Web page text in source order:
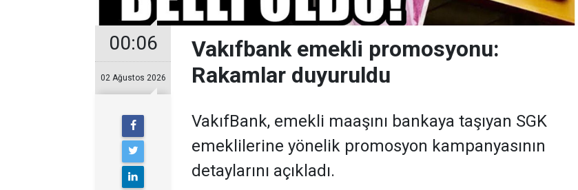
00:06
02 Ağustos 2026
Vakıfbank emekli promosyonu:
Rakamlar duyuruldu
VakıfBank, emekli maaşını bankaya taşıyan SGK
emeklilerine yönelik promosyon kampanyasının
detaylarını açıkladı.